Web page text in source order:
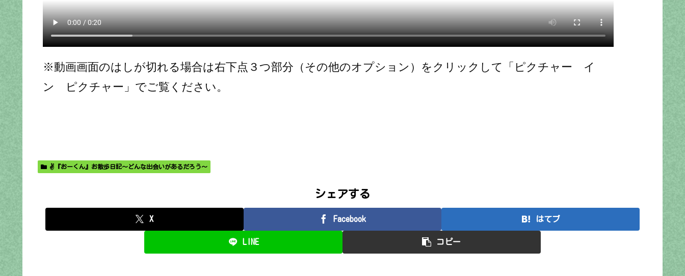
※動画画面のはしが切れる場合は右下点３つ部分（その他のオプション）をクリックして「ピクチャー イ
ン ピクチャー」でご覧ください。
✌️『おーくん』お散歩日記〜どんな出会いがあるだろう〜
シェアする
X Facebook はてブ
LINE コピー